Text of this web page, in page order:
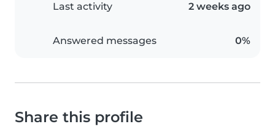
Last activity 2 weeks ago
Answered messages 0%
Share this profile